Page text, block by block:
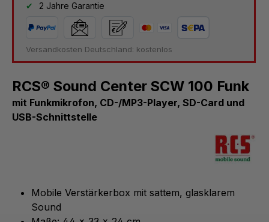
2 Jahre Garantie
Versandkosten Deutschland: kostenlos
RCS® Sound Center SCW 100 Funk
mit Funkmikrofon, CD-/MP3-Player, SD-Card und
USB-Schnittstelle
Mobile Verstärkerbox mit sattem, glasklarem
Sound